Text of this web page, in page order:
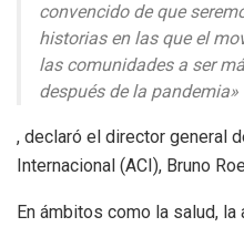
convencido de que
historias en las que el
las comunidades a ser
después de la pandemia»
, declaró el director general
Internacional (ACI), Bruno
En ámbitos como la salud,